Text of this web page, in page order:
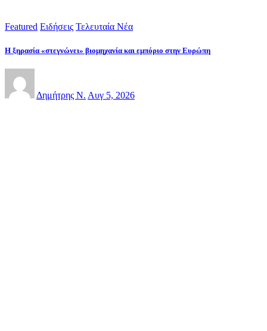
Featured Ειδήσεις Τελευταία Νέα
Η ξηρασία «στεγνώνει» βιομηχανία και εμπόριο στην Ευρώπη
Δημήτρης Ν. Αυγ 5, 2026